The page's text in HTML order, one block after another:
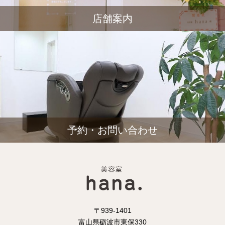
店舗案内
予約・お問い合わせ
〒939-1401
富山県砺波市東保330